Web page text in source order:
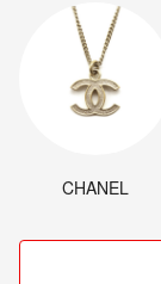
CHANEL